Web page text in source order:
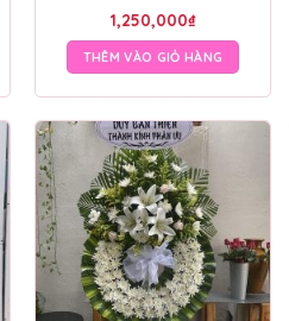
1,250,000₫
THÊM VÀO GIỎ HÀNG